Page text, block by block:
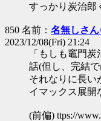
すっかり炭治郎
850 名前： 名無しさん
2023/12/08(Fri) 21:24
「もしも竈門
話(但し、完結で
それなりに長い
イマックス展開
(前偏) ttps://